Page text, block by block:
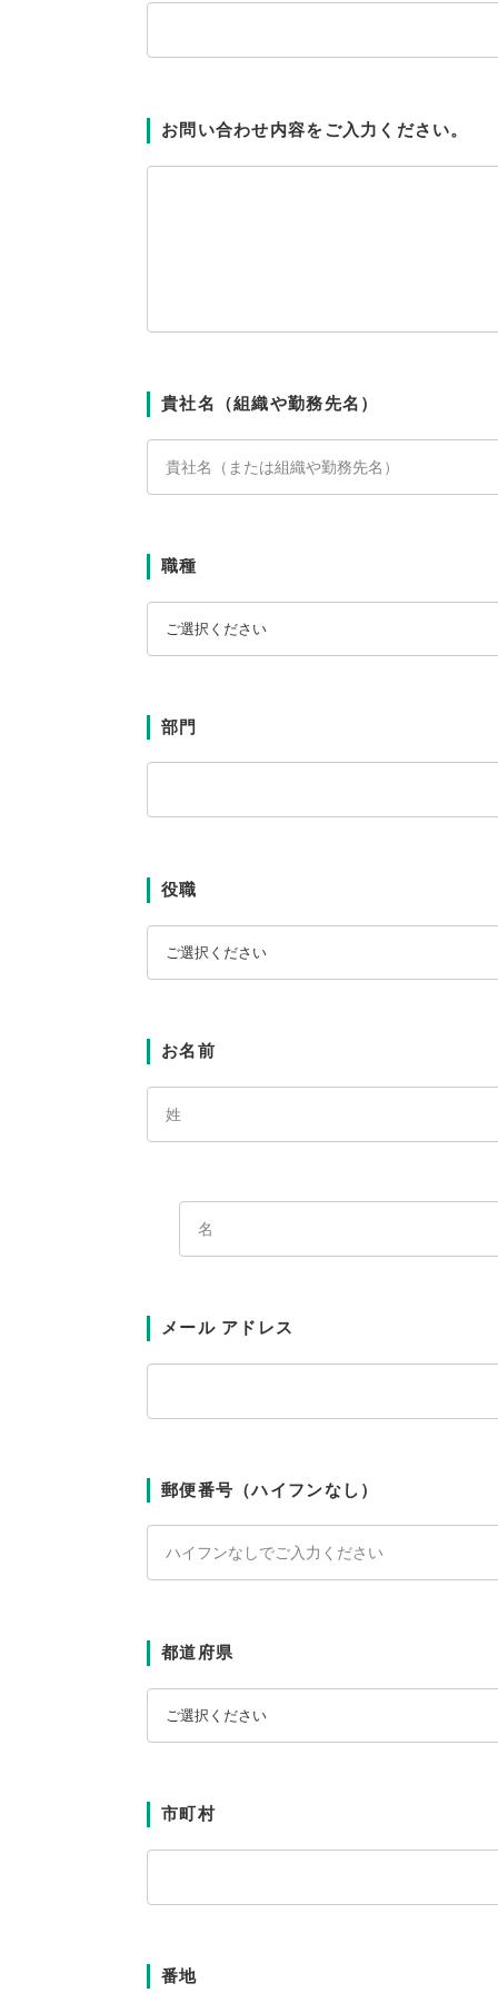
お問い合わせ内容をご入力ください。
貴社名（組織や勤務先名）
職種
部門
役職
お名前
メール アドレス
郵便番号（ハイフンなし）
都道府県
市町村
番地